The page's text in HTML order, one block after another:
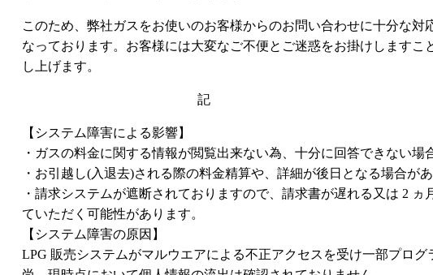
このため、弊社ガスをお使いのお客様からのお問い合わせに十分な対
なっております。お客様には大変なご不便とご迷惑をお掛けしますこ
し上げます。
記
【システム障害による影響】
・ガスの料金に関する情報が閲覧出来ない為、十分に回答できない場
・お引越し(入退去)される際の料金精算や、詳細が後日となる場合があ
・請求システムが遮断されておりますので、請求書が遅れる又は 2 ヵ
ていただく可能性があります。
【システム障害の原因】
LPG 販売システムがマルウエアによる不正アクセスを受け一部プログ